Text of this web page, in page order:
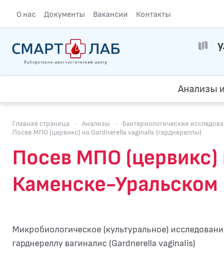
О нас Документы Вакансии Контакты
Анализы
Главная страница · Анализы · Бактериологические
Посев МПО (цервикс) на Gardnerella vaginalis (гарднереллы)
Посев МПО (цервикс)
Каменске-Уральском
Микробиологическое (культуральное)
гарднереллу вагиналис (Gardnerella vaginalis)